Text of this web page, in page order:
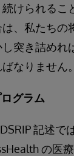
けられるこ
、私たちの
突き詰めれ
なりません。
グラム
記述で
の医